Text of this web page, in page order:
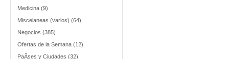
Medicina (9)
Miscelaneas (varios) (64)
Negocios (385)
Ofertas de la Semana (12)
PaÃ­ses y Ciudades (32)